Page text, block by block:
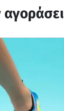
αγοράσει